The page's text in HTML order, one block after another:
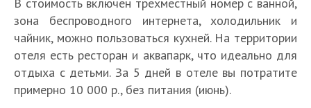
зона беспроводного интернета, холодильник и
чайник, можно пользоваться кухней. На территории
отеля есть ресторан и аквапарк, что идеально для
отдыха с детьми. За 5 дней в отеле вы потратите
примерно 10 000 р., без питания (июнь).